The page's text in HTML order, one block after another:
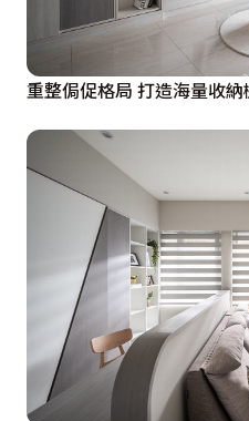
重整侷促格局 打造海量收